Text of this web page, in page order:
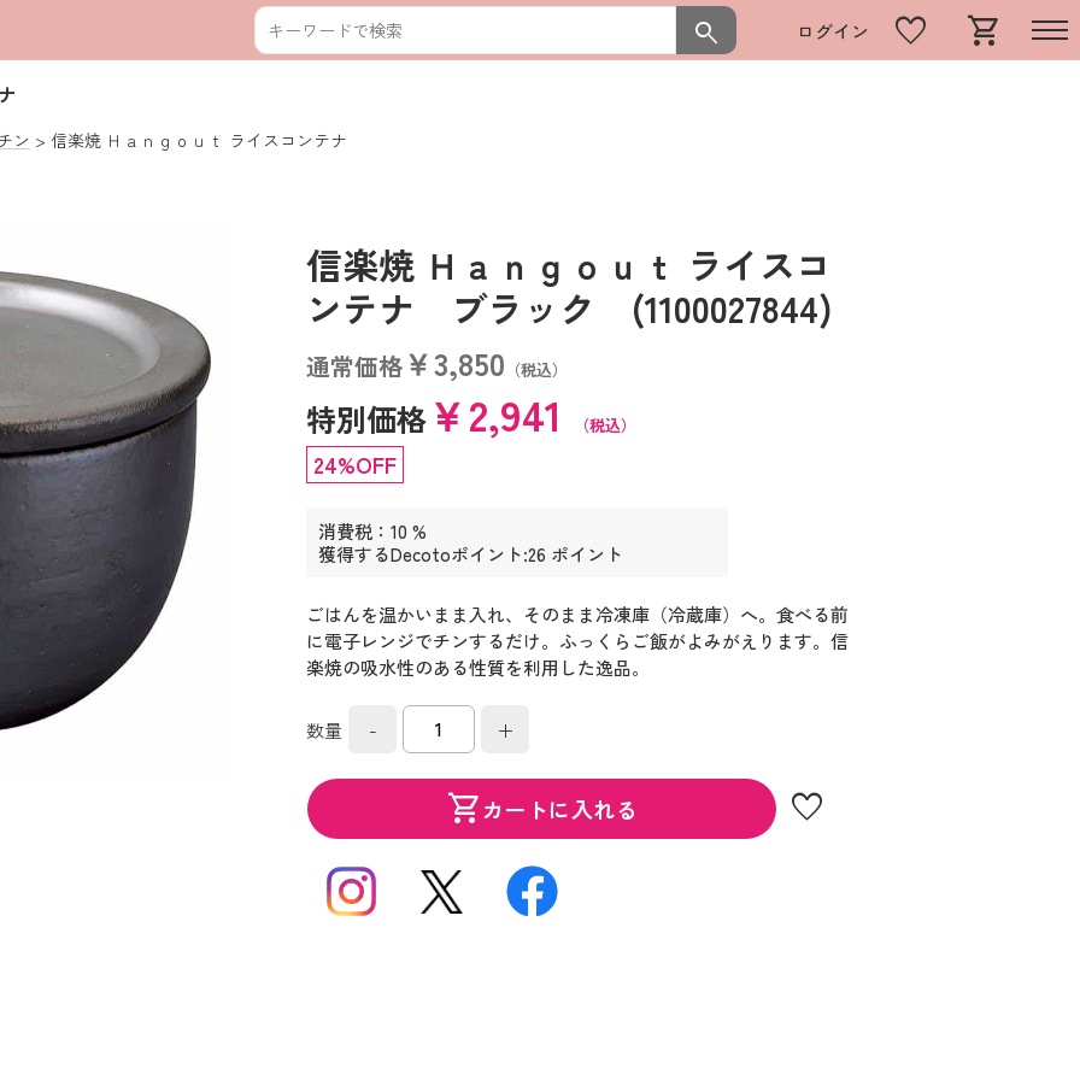
search ログイン favorite shopping_cart
ン 信楽焼 Ｈａｎｇｏｕｔ ライスコンテナ
信楽焼 Ｈａｎｇｏｕｔ ライスコ
ンテナ ブラック (1100027844)
通常価格￥3,850 （税込）
特別価格￥2,941 （税込）
24%OFF
消費税：10 %
獲得するDecotoポイント:26 ポイント
ごはんを温かいまま入れ、そのまま冷凍庫（冷蔵庫）へ。食べる前
に電子レンジでチンするだけ。ふっくらご飯がよみがえります。信
楽焼の吸水性のある性質を利用した逸品。
数量 - +
shopping_cartカートに入れる favorite